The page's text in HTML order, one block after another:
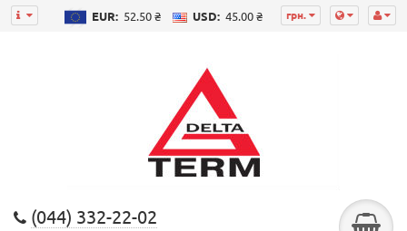
грн.
EUR: 52.50 ₴ USD: 45.00 ₴
(044) 332-22-02